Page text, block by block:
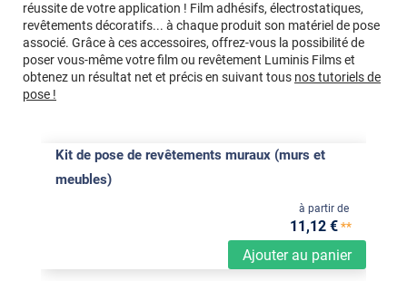
réussite de votre application ! Film adhésifs, électrostatiques,
revêtements décoratifs... à chaque produit son matériel de pose
associé. Grâce à ces accessoires, offrez-vous la possibilité de
poser vous-même votre film ou revêtement Luminis Films et
obtenez un résultat net et précis en suivant tous nos tutoriels de
pose !
Kit de pose de revêtements muraux (murs et
meubles)
Ajouter au panier
à partir de
11,12 €**